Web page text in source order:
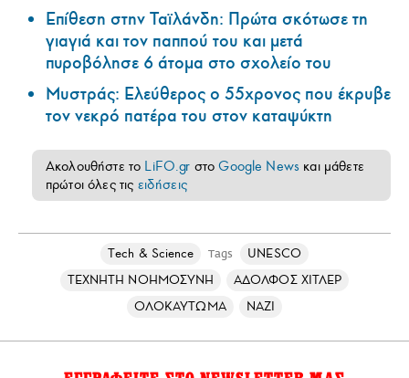
Επίθεση στην Ταϊλάνδη: Πρώτα σκότωσε τη
γιαγιά και τον παππού του και μετά
πυροβόλησε 6 άτομα στο σχολείο του
Μυστράς: Ελεύθερος ο 55χρονος που έκρυβε
τον νεκρό πατέρα του στον καταψύκτη
Ακολουθήστε το LiFO.gr στοGoogle News και μάθετε
πρώτοι όλες τις ειδήσεις
Τech & Science Tags
UNESCO
ΤΕΧΝΗΤΗ ΝΟΗΜΟΣΥΝΗ
ΑΔΟΛΦΟΣ ΧΙΤΛΕΡ
ΟΛΟΚΑΥΤΩΜΑ
ΝΑΖΙ